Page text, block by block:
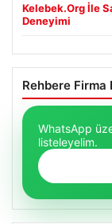
Kelebek.Org İle
Deneyimi
Rehbere Firma
WhatsApp
listeleyelim.